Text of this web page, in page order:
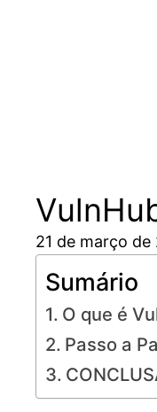
21 de março de
Sumário
O que é
Passo a